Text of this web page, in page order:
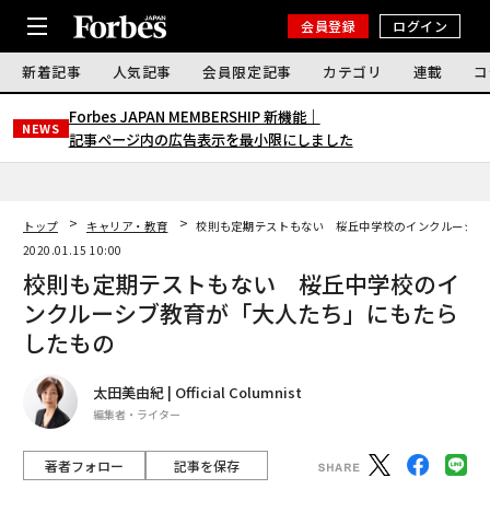
会員登録 ログイン
新着記事 人気記事 会員限定記事 カテゴリ 連載
NEWS
Forbes JAPAN MEMBERSHIP 新機能｜
記事ページ内の広告表示を最小限にしました
トップ キャリア・教育
校則も定期テストもない 桜丘中学校のインクルーシ
2020.01.15 10:00
校則も定期テストもない 桜丘中学校のイ
ンクルーシブ教育が「大人たち」にもたら
したもの
太田美由紀 | Official Columnist
編集者・ライター
著者フォロー 記事を保存